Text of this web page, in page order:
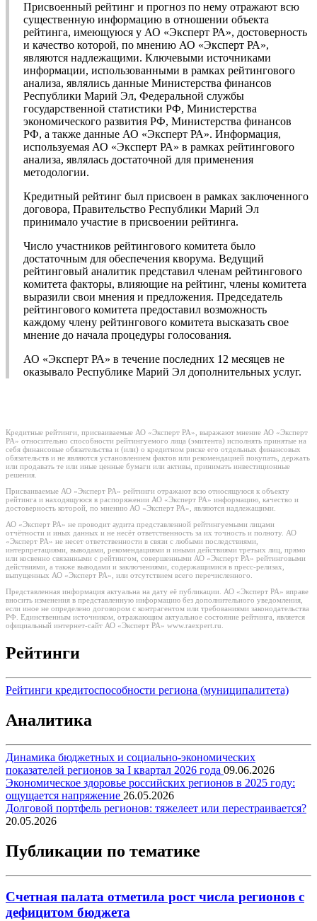
Присвоенный рейтинг и прогноз по нему отражают всю
существенную информацию в отношении объекта
рейтинга, имеющуюся у АО «Эксперт РА», достоверность
и качество которой, по мнению АО «Эксперт РА»,
являются надлежащими. Ключевыми источниками
информации, использованными в рамках рейтингового
анализа, являлись данные Министерства финансов
Республики Марий Эл, Федеральной службы
государственной статистики РФ, Министерства
экономического развития РФ, Министерства финансов
РФ, а также данные АО «Эксперт РА». Информация,
используемая АО «Эксперт РА» в рамках рейтингового
анализа, являлась достаточной для применения
методологии.
Кредитный рейтинг был присвоен в рамках заключенного
договора, Правительство Республики Марий Эл
принимало участие в присвоении рейтинга.
Число участников рейтингового комитета было
достаточным для обеспечения кворума. Ведущий
рейтинговый аналитик представил членам рейтингового
комитета факторы, влияющие на рейтинг, члены комитета
выразили свои мнения и предложения. Председатель
рейтингового комитета предоставил возможность
каждому члену рейтингового комитета высказать свое
мнение до начала процедуры голосования.
АО «Эксперт РА» в течение последних 12 месяцев не
оказывало Республике Марий Эл дополнительных услуг.
Кредитные рейтинги, присваиваемые АО «Эксперт РА», выражают мнение АО «Эксперт
РА» относительно способности рейтингуемого лица (эмитента) исполнять принятые на
себя финансовые обязательства и (или) о кредитном риске его отдельных финансовых
обязательств и не являются установлением фактов или рекомендацией покупать, держать
или продавать те или иные ценные бумаги или активы, принимать инвестиционные
решения.
Присваиваемые АО «Эксперт РА» рейтинги отражают всю относящуюся к объекту
рейтинга и находящуюся в распоряжении АО «Эксперт РА» информацию, качество и
достоверность которой, по мнению АО «Эксперт РА», являются надлежащими.
АО «Эксперт РА» не проводит аудита представленной рейтингуемыми лицами
отчётности и иных данных и не несёт ответственность за их точность и полноту. АО
«Эксперт РА» не несет ответственности в связи с любыми последствиями,
интерпретациями, выводами, рекомендациями и иными действиями третьих лиц, прямо
или косвенно связанными с рейтингом, совершенными АО «Эксперт РА» рейтинговыми
действиями, а также выводами и заключениями, содержащимися в пресс-релизах,
выпущенных АО «Эксперт РА», или отсутствием всего перечисленного.
Представленная информация актуальна на дату её публикации. АО «Эксперт РА» вправе
вносить изменения в представленную информацию без дополнительного уведомления,
если иное не определено договором с контрагентом или требованиями законодательства
РФ. Единственным источником, отражающим актуальное состояние рейтинга, является
официальный интернет-сайт АО «Эксперт РА» www.raexpert.ru.
Рейтинги
Рейтинги кредитоспособности региона (муниципалитета)
Аналитика
Динамика бюджетных и социально-экономических
показателей регионов за I квартал 2026 года 09.06.2026
Экономическое здоровье российских регионов в 2025 году:
ощущается напряжение 26.05.2026
Долговой портфель регионов: тяжелеет или перестраивается?
20.05.2026
Публикации по тематике
Счетная палата отметила рост числа регионов с
дефицитом бюджета